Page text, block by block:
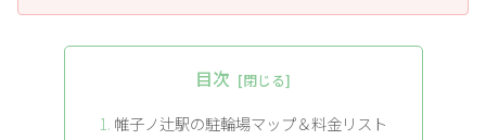
目次
帷子ノ辻駅の駐輪場マップ＆料金リスト